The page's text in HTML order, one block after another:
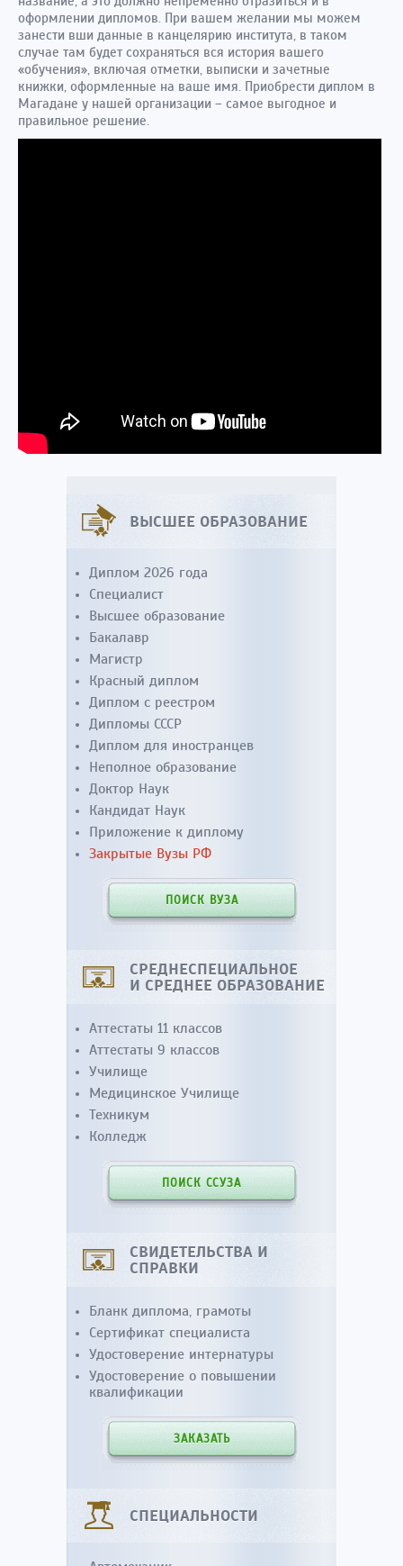
оформлении дипломов. При вашем желании мы можем
занести вши данные в канцелярию института, в таком
случае там будет сохраняться вся история вашего
«обучения», включая отметки, выписки и зачетные
книжки, оформленные на ваше имя. Приобрести диплом в
Магадане у нашей организации – самое выгодное и
правильное решение.
ВЫСШЕЕ ОБРАЗОВАНИЕ
Диплом 2026 года
Специалист
Высшее образование
Бакалавр
Магистр
Красный диплом
Диплом с реестром
Дипломы СССР
Диплом для иностранцев
Неполное образование
Доктор Наук
Кандидат Наук
Приложение к диплому
Закрытые Вузы РФ
ПОИСК ВУЗА
СРЕДНЕСПЕЦИАЛЬНОЕ
И СРЕДНЕЕ ОБРАЗОВАНИЕ
Аттестаты 11 классов
Аттестаты 9 классов
Училище
Медицинское Училище
Техникум
Колледж
ПОИСК ССУЗА
СВИДЕТЕЛЬСТВА И
СПРАВКИ
Бланк диплома, грамоты
Сертификат специалиста
Удостоверение интернатуры
Удостоверение о повышении
квалификации
ЗАКАЗАТЬ
СПЕЦИАЛЬНОСТИ